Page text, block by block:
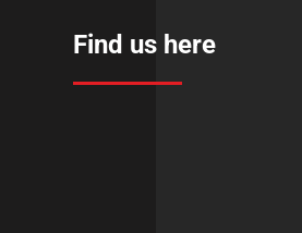
Find us here